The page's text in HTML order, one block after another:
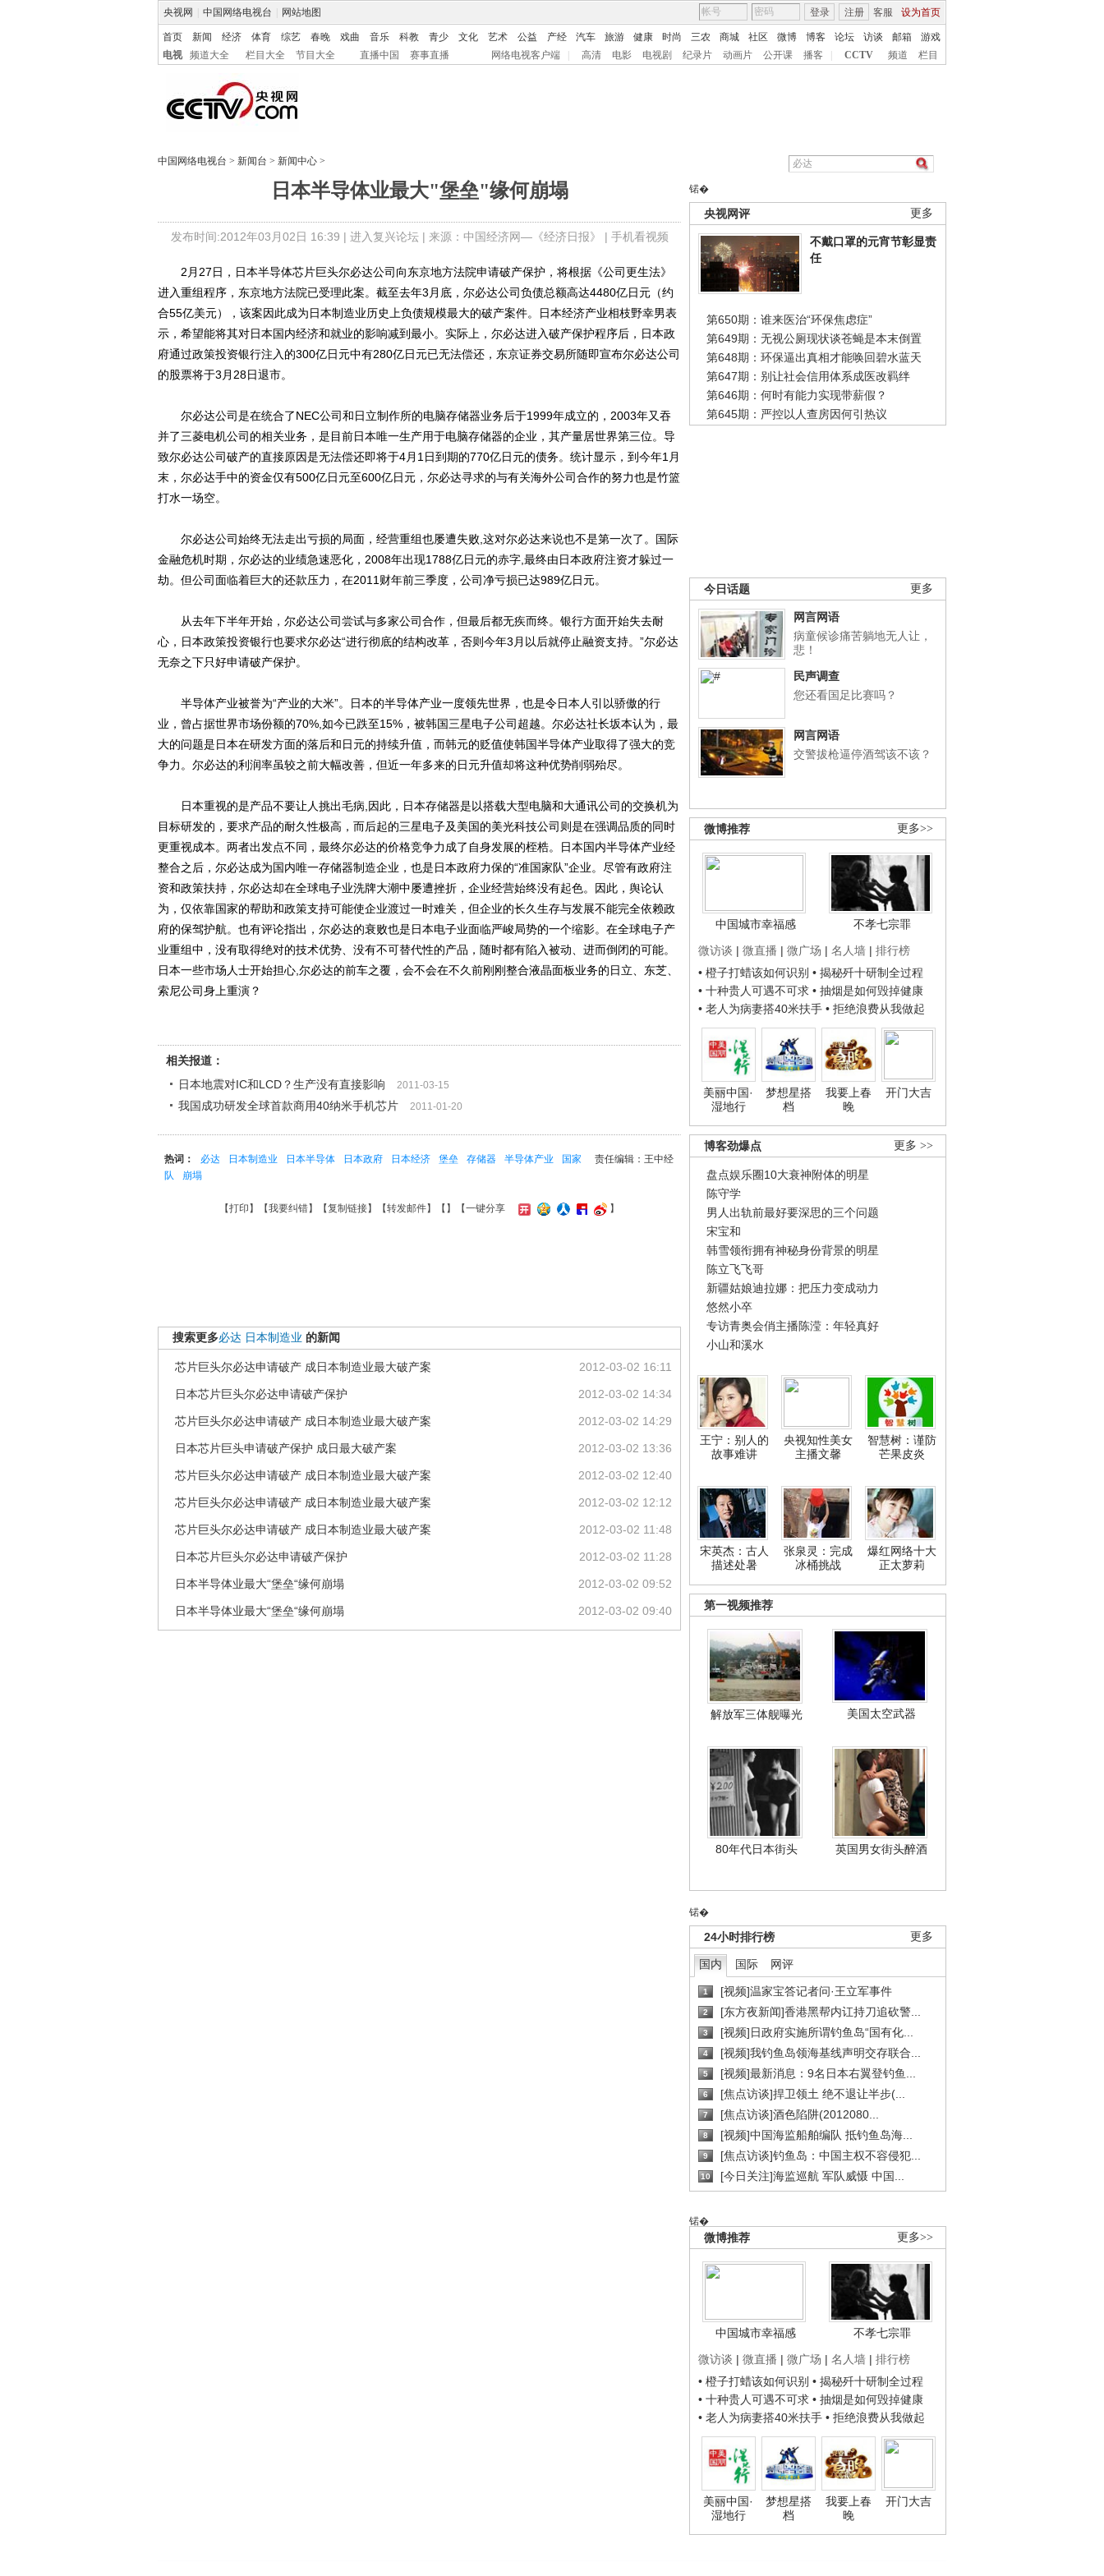
央视网 中国网络电视台 网站地图 客服 设为首页
登录 注册
首页 新闻 经济 体育 综艺 春晚 戏曲 音乐 科教 青少 文化 艺术 公益 产经 汽车 旅游 健康 时尚 三农 商城 社区 微博 博客 论坛 访谈 邮箱
游戏
电视
频道大全 栏目大全 节目大全 直播中国 赛事直播 网络电视客户端 高清 电影 电视剧 纪录片 动画片 公开课 播客 CCTV 频道 栏目
中国网络电视台 > 新闻台 > 新闻中心 >
日本半导体业最大"堡垒"缘何崩塌
发布时间:2012年03月02日 16:39 | 进入复兴论坛| 来源：中国经济网—《经济日报》 | 手机看视频
锘�
更多
央视网评
不戴口罩的元宵节彰显责
任
第650期：谁来医治“环保焦虑症”
第649期：无视公厕现状谈苍蝇是本末倒置
第648期：环保逼出真相才能唤回碧水蓝天
第647期：别让社会信用体系成医改羁绊
第646期：何时有能力实现带薪假？
第645期：严控以人查房因何引热议
更多
今日话题
网言网语
病童候诊痛苦躺地无人让，
悲！
民声调查
您还看国足比赛吗？
网言网语
交警拔枪逼停酒驾该不该？
更多>>
微博推荐
中国城市幸福感
不孝七宗罪
微访谈 | 微直播 | 微广场 | 名人墙 | 排行榜
• 橙子打蜡该如何识别 • 揭秘歼十研制全过程
• 十种贵人可遇不可求 • 抽烟是如何毁掉健康
• 老人为病妻搭40米扶手 • 拒绝浪费从我做起
美丽中国·
湿地行
梦想星搭
档
我要上春
晚
开门大吉
更多 >>
博客劲爆点
盘点娱乐圈10大衰神附体的明星
陈守学
男人出轨前最好要深思的三个问题
宋宝和
韩雪领衔拥有神秘身份背景的明星
陈立飞飞哥
新疆姑娘迪拉娜：把压力变成动力
悠然小卒
专访青奥会俏主播陈滢：年轻真好
小山和溪水
王宁：别人的
故事难讲
央视知性美女
主播文馨
智慧树：谨防
芒果皮炎
宋英杰：古人
描述处暑
张泉灵：完成
冰桶挑战
爆红网络十大
正太萝莉
第一视频推荐
解放军三体舰曝光 美国太空武器
80年代日本街头 英国男女街头醉酒
锘�
更多
24小时排行榜
国内 国际 网评
1 [视频]温家宝答记者问·王立军事件
2 [东方夜新闻]香港黑帮内讧持刀追砍警...
3 [视频]日政府实施所谓钓鱼岛“国有化...
4 [视频]我钓鱼岛领海基线声明交存联合...
5 [视频]最新消息：9名日本右翼登钓鱼...
6 [焦点访谈]捍卫领土 绝不退让半步(...
7 [焦点访谈]酒色陷阱(2012080...
8 [视频]中国海监船舶编队 抵钓鱼岛海...
9 [焦点访谈]钓鱼岛：中国主权不容侵犯...
10 [今日关注]海监巡航 军队威慑 中国...
锘�
更多>>
微博推荐
中国城市幸福感
不孝七宗罪
微访谈 | 微直播 | 微广场 | 名人墙 | 排行榜
• 橙子打蜡该如何识别 • 揭秘歼十研制全过程
• 十种贵人可遇不可求 • 抽烟是如何毁掉健康
• 老人为病妻搭40米扶手 • 拒绝浪费从我做起
美丽中国·
湿地行
梦想星搭
档
我要上春
晚
开门大吉
2月27日，日本半导体芯片巨头尔必达公司向东京地方法院申请破产保护，将根据《公司更生法》
进入重组程序，东京地方法院已受理此案。截至去年3月底，尔必达公司负债总额高达4480亿日元（约
合55亿美元），该案因此成为日本制造业历史上负债规模最大的破产案件。日本经济产业相枝野幸男表
示，希望能将其对日本国内经济和就业的影响减到最小。实际上，尔必达进入破产保护程序后，日本政
府通过政策投资银行注入的300亿日元中有280亿日元已无法偿还，东京证券交易所随即宣布尔必达公司
的股票将于3月28日退市。
尔必达公司是在统合了NEC公司和日立制作所的电脑存储器业务后于1999年成立的，2003年又吞
并了三菱电机公司的相关业务，是目前日本唯一生产用于电脑存储器的企业，其产量居世界第三位。导
致尔必达公司破产的直接原因是无法偿还即将于4月1日到期的770亿日元的债务。统计显示，到今年1月
末，尔必达手中的资金仅有500亿日元至600亿日元，尔必达寻求的与有关海外公司合作的努力也是竹篮
打水一场空。
尔必达公司始终无法走出亏损的局面，经营重组也屡遭失败,这对尔必达来说也不是第一次了。国际
金融危机时期，尔必达的业绩急速恶化，2008年出现1788亿日元的赤字,最终由日本政府注资才躲过一
劫。但公司面临着巨大的还款压力，在2011财年前三季度，公司净亏损已达989亿日元。
从去年下半年开始，尔必达公司尝试与多家公司合作，但最后都无疾而终。银行方面开始失去耐
心，日本政策投资银行也要求尔必达“进行彻底的结构改革，否则今年3月以后就停止融资支持。”尔必达
无奈之下只好申请破产保护。
半导体产业被誉为“产业的大米”。日本的半导体产业一度领先世界，也是令日本人引以骄傲的行
业，曾占据世界市场份额的70%,如今已跌至15%，被韩国三星电子公司超越。尔必达社长坂本认为，最
大的问题是日本在研发方面的落后和日元的持续升值，而韩元的贬值使韩国半导体产业取得了强大的竞
争力。尔必达的利润率虽较之前大幅改善，但近一年多来的日元升值却将这种优势削弱殆尽。
日本重视的是产品不要让人挑出毛病,因此，日本存储器是以搭载大型电脑和大通讯公司的交换机为
目标研发的，要求产品的耐久性极高，而后起的三星电子及美国的美光科技公司则是在强调品质的同时
更重视成本。两者出发点不同，最终尔必达的价格竞争力成了自身发展的桎梏。日本国内半导体产业经
整合之后，尔必达成为国内唯一存储器制造企业，也是日本政府力保的“准国家队”企业。尽管有政府注
资和政策扶持，尔必达却在全球电子业洗牌大潮中屡遭挫折，企业经营始终没有起色。因此，舆论认
为，仅依靠国家的帮助和政策支持可能使企业渡过一时难关，但企业的长久生存与发展不能完全依赖政
府的保驾护航。也有评论指出，尔必达的衰败也是日本电子业面临严峻局势的一个缩影。在全球电子产
业重组中，没有取得绝对的技术优势、没有不可替代性的产品，随时都有陷入被动、进而倒闭的可能。
日本一些市场人士开始担心,尔必达的前车之覆，会不会在不久前刚刚整合液晶面板业务的日立、东芝、
索尼公司身上重演？
相关报道：
日本地震对IC和LCD？生产没有直接影响
2011-03-15
我国成功研发全球首款商用40纳米手机芯片 2011-01-20
责任编辑：王中经
热词： 必达 日本制造业 日本半导体 日本政府 日本经济 堡垒 存储器 半导体产业
国家
队
崩塌
【打印 】【我要纠错】【复制链接】【转发邮件】【 】 【一键分享 】
搜索更多必达 日本制造业 的新闻
2012-03-02 16:11
芯片巨头尔必达申请破产 成日本制造业最大破产案
2012-03-02 14:34
日本芯片巨头尔必达申请破产保护
2012-03-02 14:29
芯片巨头尔必达申请破产 成日本制造业最大破产案
2012-03-02 13:36
日本芯片巨头申请破产保护 成日最大破产案
2012-03-02 12:40
芯片巨头尔必达申请破产 成日本制造业最大破产案
2012-03-02 12:12
芯片巨头尔必达申请破产 成日本制造业最大破产案
2012-03-02 11:48
芯片巨头尔必达申请破产 成日本制造业最大破产案
2012-03-02 11:28
日本芯片巨头尔必达申请破产保护
2012-03-02 09:52
日本半导体业最大“堡垒“缘何崩塌
2012-03-02 09:40
日本半导体业最大“堡垒“缘何崩塌